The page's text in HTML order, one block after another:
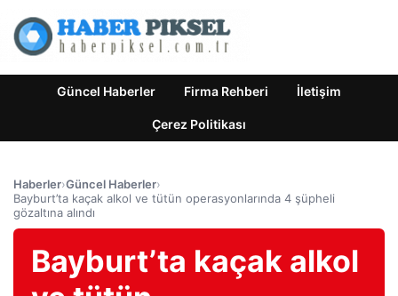
Güncel Haberler Firma Rehberi İletişim
Çerez Politikası
Haberler›Güncel Haberler›
Bayburt’ta kaçak alkol ve tütün operasyonlarında 4 şüpheli
gözaltına alındı
Bayburt’ta kaçak alkol